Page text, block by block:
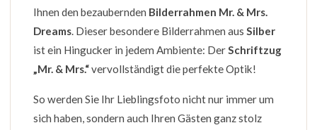
Ihnen den bezaubernden Bilderrahmen Mr. & Mrs.
Dreams. Dieser besondere Bilderrahmen aus Silber
ist ein Hingucker in jedem Ambiente: DerSchriftzug
„Mr. & Mrs.“vervollständigt die perfekte Optik!
So werden Sie Ihr Lieblingsfoto nicht nur immer um
sich haben, sondern auch Ihren Gästen ganz stolz